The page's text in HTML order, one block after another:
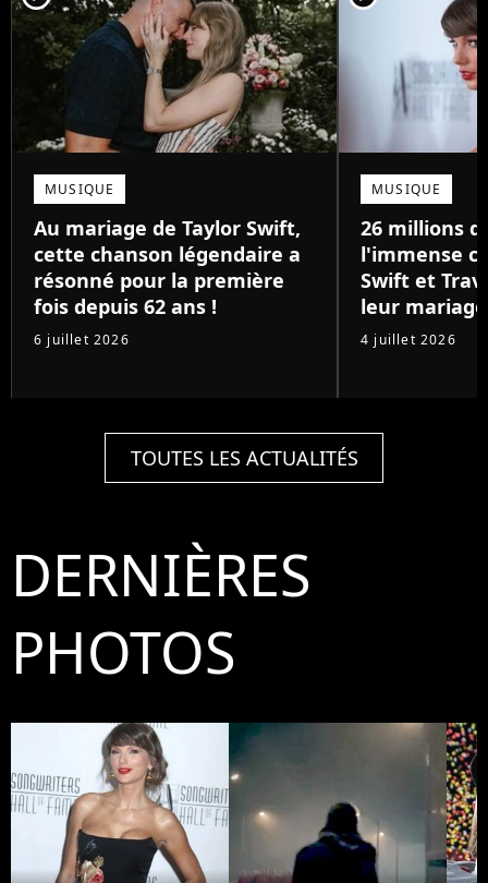
MUSIQUE
Au mariage de Taylor Swift,
cette chanson légendaire a
résonné pour la première
fois depuis 62 ans !
6 juillet 2026
MUSIQUE
26 millions
l'immense
Swift et
leur mariage
4 juillet 2026
TOUTES LES ACTUALITÉS
DERNIÈRES
PHOTOS